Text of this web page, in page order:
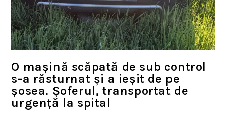
O mașină scăpată de sub control
s-a răsturnat și a ieșit de pe
șosea. Șoferul, transportat de
urgență la spital